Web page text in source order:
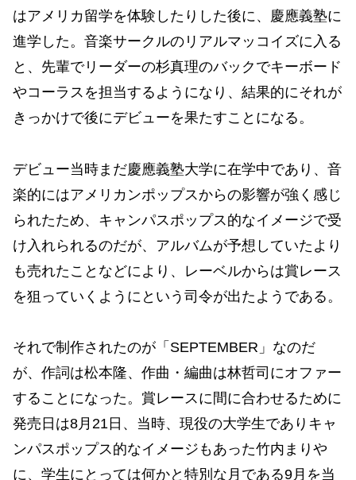
はアメリカ留学を体験したりした後に、慶應義塾に
進学した。音楽サークルのリアルマッコイズに入る
と、先輩でリーダーの杉真理のバックでキーボード
やコーラスを担当するようになり、結果的にそれが
きっかけで後にデビューを果たすことになる。
デビュー当時まだ慶應義塾大学に在学中であり、音
楽的にはアメリカンポップスからの影響が強く感じ
られたため、キャンパスポップス的なイメージで受
け入れられるのだが、アルバムが予想していたより
も売れたことなどにより、レーベルからは賞レース
を狙っていくようにという司令が出たようである。
それで制作されたのが「SEPTEMBER」なのだ
が、作詞は松本隆、作曲・編曲は林哲司にオファー
することになった。賞レースに間に合わせるために
発売日は8月21日、当時、現役の大学生でありキャ
ンパスポップス的なイメージもあった竹内まりや
に、学生にとっては何かと特別な月である9月を当